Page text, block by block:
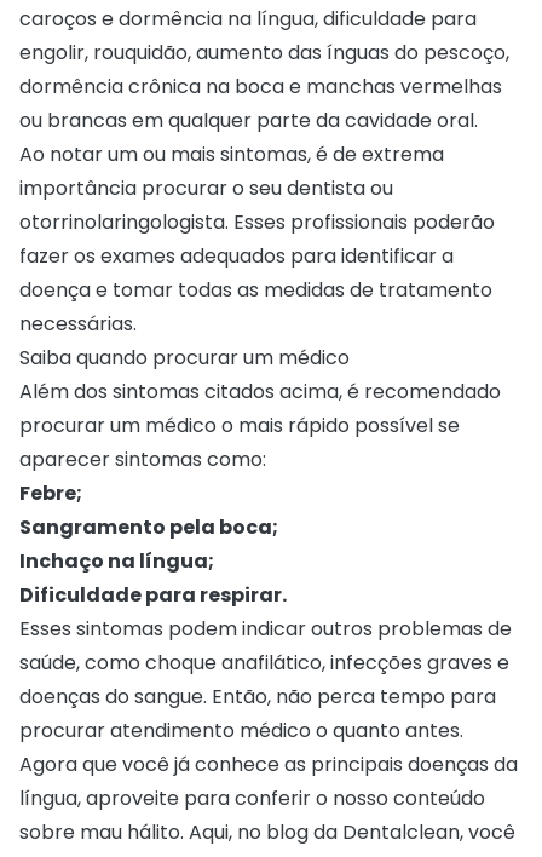
caroços e dormência na língua, dificuldade para
engolir, rouquidão, aumento das ínguas do pescoço,
dormência crônica na boca e manchas vermelhas
ou brancas em qualquer parte da cavidade oral.
Ao notar um ou mais sintomas, é de extrema
importância procurar o seu dentista ou
otorrinolaringologista. Esses profissionais poderão
fazer os exames adequados para identificar a
doença e tomar todas as medidas de tratamento
necessárias.
Saiba quando procurar um médico
Além dos sintomas citados acima, é recomendado
procurar um médico o mais rápido possível se
aparecer sintomas como:
Febre;
Sangramento pela boca;
Inchaço na língua;
Dificuldade para respirar.
Esses sintomas podem indicar outros problemas de
saúde, como choque anafilático, infecções graves e
doenças do sangue. Então, não perca tempo para
procurar atendimento médico o quanto antes.
Agora que você já conhece as principais doenças da
língua, aproveite para conferir o nosso conteúdo
sobre mau hálito. Aqui, no blog da Dentalclean, você